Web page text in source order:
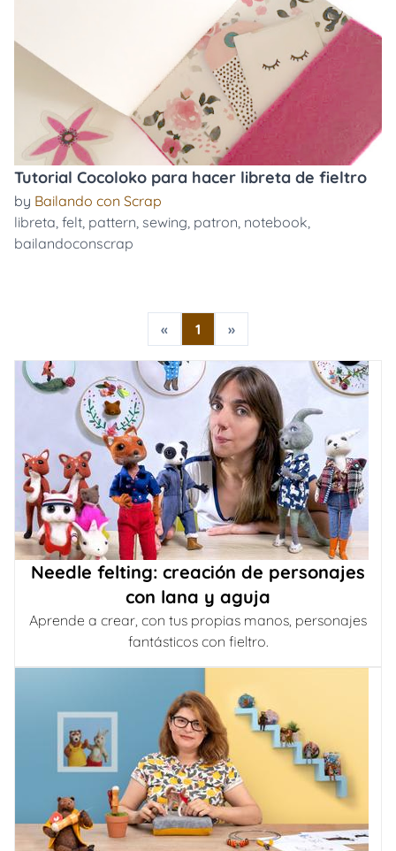
Tutorial Cocoloko para hacer libreta de fieltro
by Bailando con Scrap
libreta, felt, pattern, sewing, patron, notebook,
bailandoconscrap
« 1 »
Needle felting: creación de personajes
con lana y aguja
Aprende a crear, con tus propias manos, personajes
fantásticos con fieltro.